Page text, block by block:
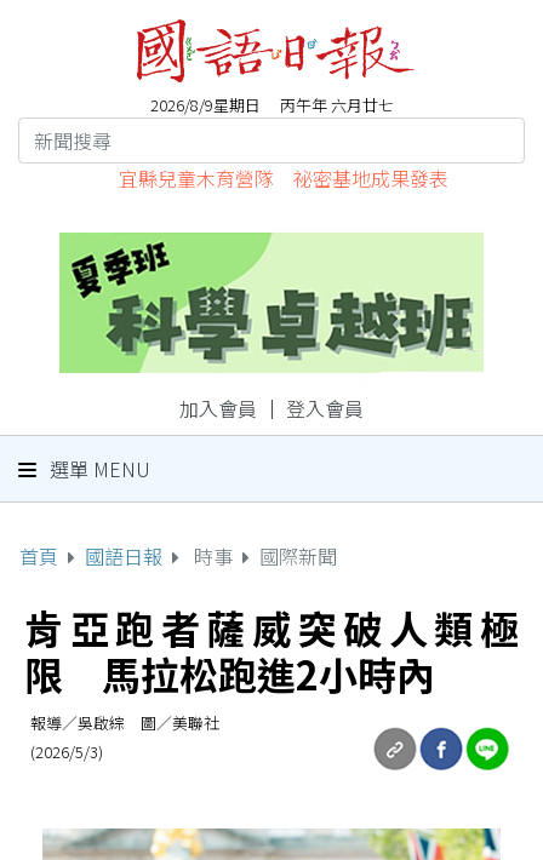
2026/8/9星期日 丙午年 六月廿七
宜縣兒童木育營隊 祕密基地成果發表
加入會員 ｜ 登入會員
選單 MENU
首頁 國語日報 時事 國際新聞
肯亞跑者薩威突破人類極
限 馬拉松跑進2小時內
報導／吳啟綜 圖／美聯社
(2026/5/3)